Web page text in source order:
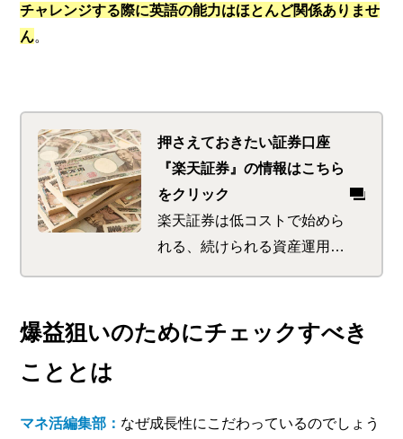
チャレンジする際に英語の能力はほとんど関係ありませ
ん。
押さえておきたい証券口座
『楽天証券』の情報はこちら
をクリック
楽天証券は低コストで始めら
れる、続けられる資産運用の
サポートが特徴。 初めてで
天ポイントをゲットできるサ
ービスも。 さらに楽天ポイ
トが最大＋1倍になります
爆益狙いのためにチェックすべき
こととは
マネ活編集部： なぜ成長性にこだわっているのでしょう